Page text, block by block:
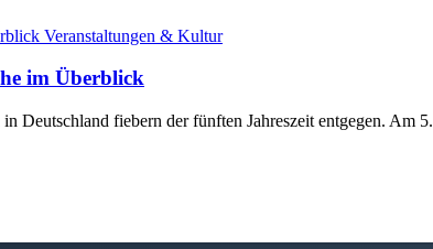
Veranstaltungen & Kultur
im Überblick
Deutschland fiebern der fünften Jahreszeit entgegen. Am